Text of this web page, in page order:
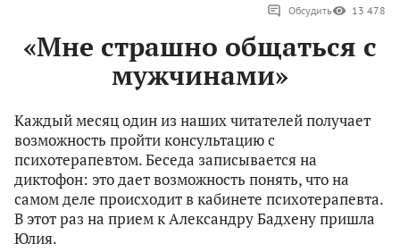
Обсудить 13 478
«Мне страшно общаться с
мужчинами»
Каждый месяц один из наших читателей получает
возможность пройти консультацию с
психотерапевтом. Беседа записывается на
диктофон: это дает возможность понять, что на
самом деле происходит в кабинете психотерапевта.
В этот раз на прием к Александру Бадхену пришла
Юлия.